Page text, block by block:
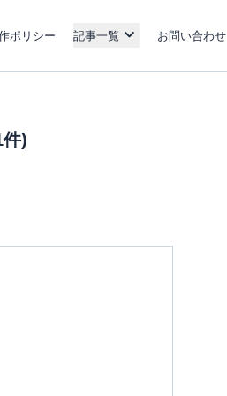
ポリシー 記事一覧 お問い合わせ
)